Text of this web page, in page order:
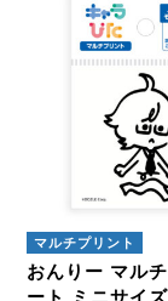
A5サ
マルチプリント
おんりー マル
ート ミニサイズ